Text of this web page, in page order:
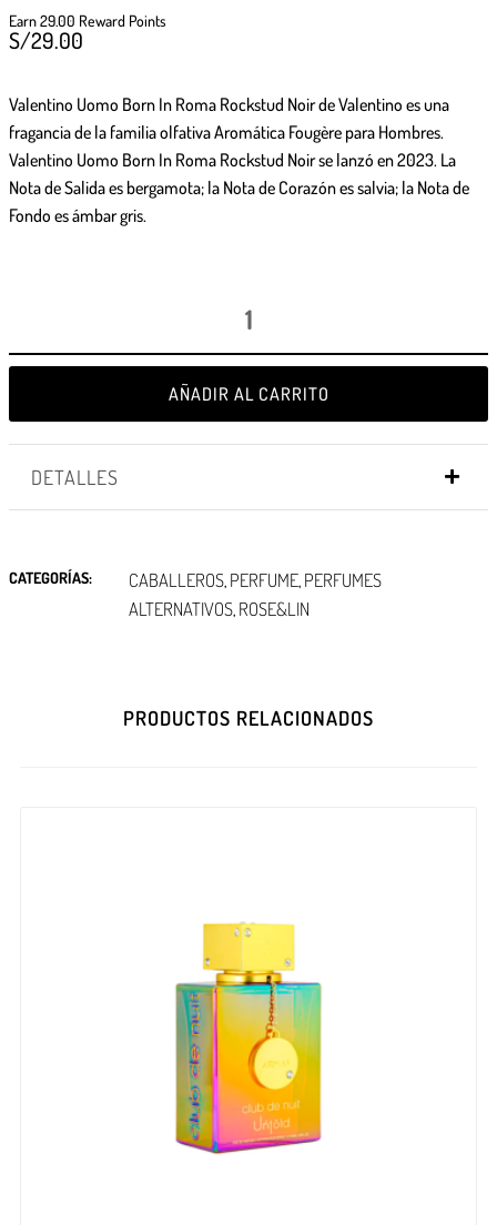
Earn 29.00 Reward Points
S/29.00
Valentino Uomo Born In Roma Rockstud Noir de Valentino es una
fragancia de la familia olfativa Aromática Fougère para Hombres.
Valentino Uomo Born In Roma Rockstud Noir se lanzó en 2023. La
Nota de Salida es bergamota; la Nota de Corazón es salvia; la Nota de
Fondo es ámbar gris.
AÑADIR AL CARRITO
DETALLES
CATEGORÍAS: CABALLEROS, PERFUME, PERFUMES
ALTERNATIVOS, ROSE&LIN
PRODUCTOS RELACIONADOS